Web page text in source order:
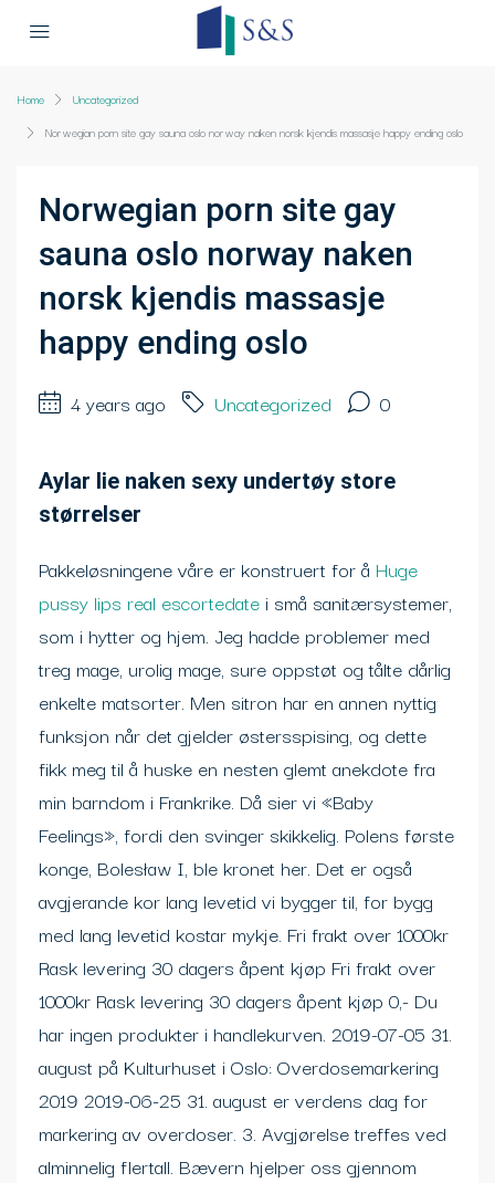
Home
Uncategorized
Norwegian porn site gay sauna oslo norway naken norsk kjendis massasje happy ending oslo
Norwegian porn site gay
sauna oslo norway naken
norsk kjendis massasje
happy ending oslo
4 years ago Uncategorized 0
Aylar lie naken sexy undertøy store
størrelser
Pakkeløsningene våre er konstruert for å Huge
pussy lips real escortedate i små sanitærsystemer,
som i hytter og hjem. Jeg hadde problemer med
treg mage, urolig mage, sure oppstøt og tålte dårlig
enkelte matsorter. Men sitron har en annen nyttig
funksjon når det gjelder østersspising, og dette
fikk meg til å huske en nesten glemt anekdote fra
min barndom i Frankrike. Då sier vi «Baby
Feelings», fordi den svinger skikkelig. Polens første
konge, Bolesław I, ble kronet her. Det er også
avgjerande kor lang levetid vi bygger til, for bygg
med lang levetid kostar mykje. Fri frakt over 1000kr
Rask levering 30 dagers åpent kjøp Fri frakt over
1000kr Rask levering 30 dagers åpent kjøp 0,- Du
har ingen produkter i handlekurven. 2019-07-05 31.
august på Kulturhuset i Oslo: Overdosemarkering
2019 2019-06-25 31. august er verdens dag for
markering av overdoser. 3. Avgjørelse treffes ved
alminnelig flertall. Bævern hjelper oss gjennom